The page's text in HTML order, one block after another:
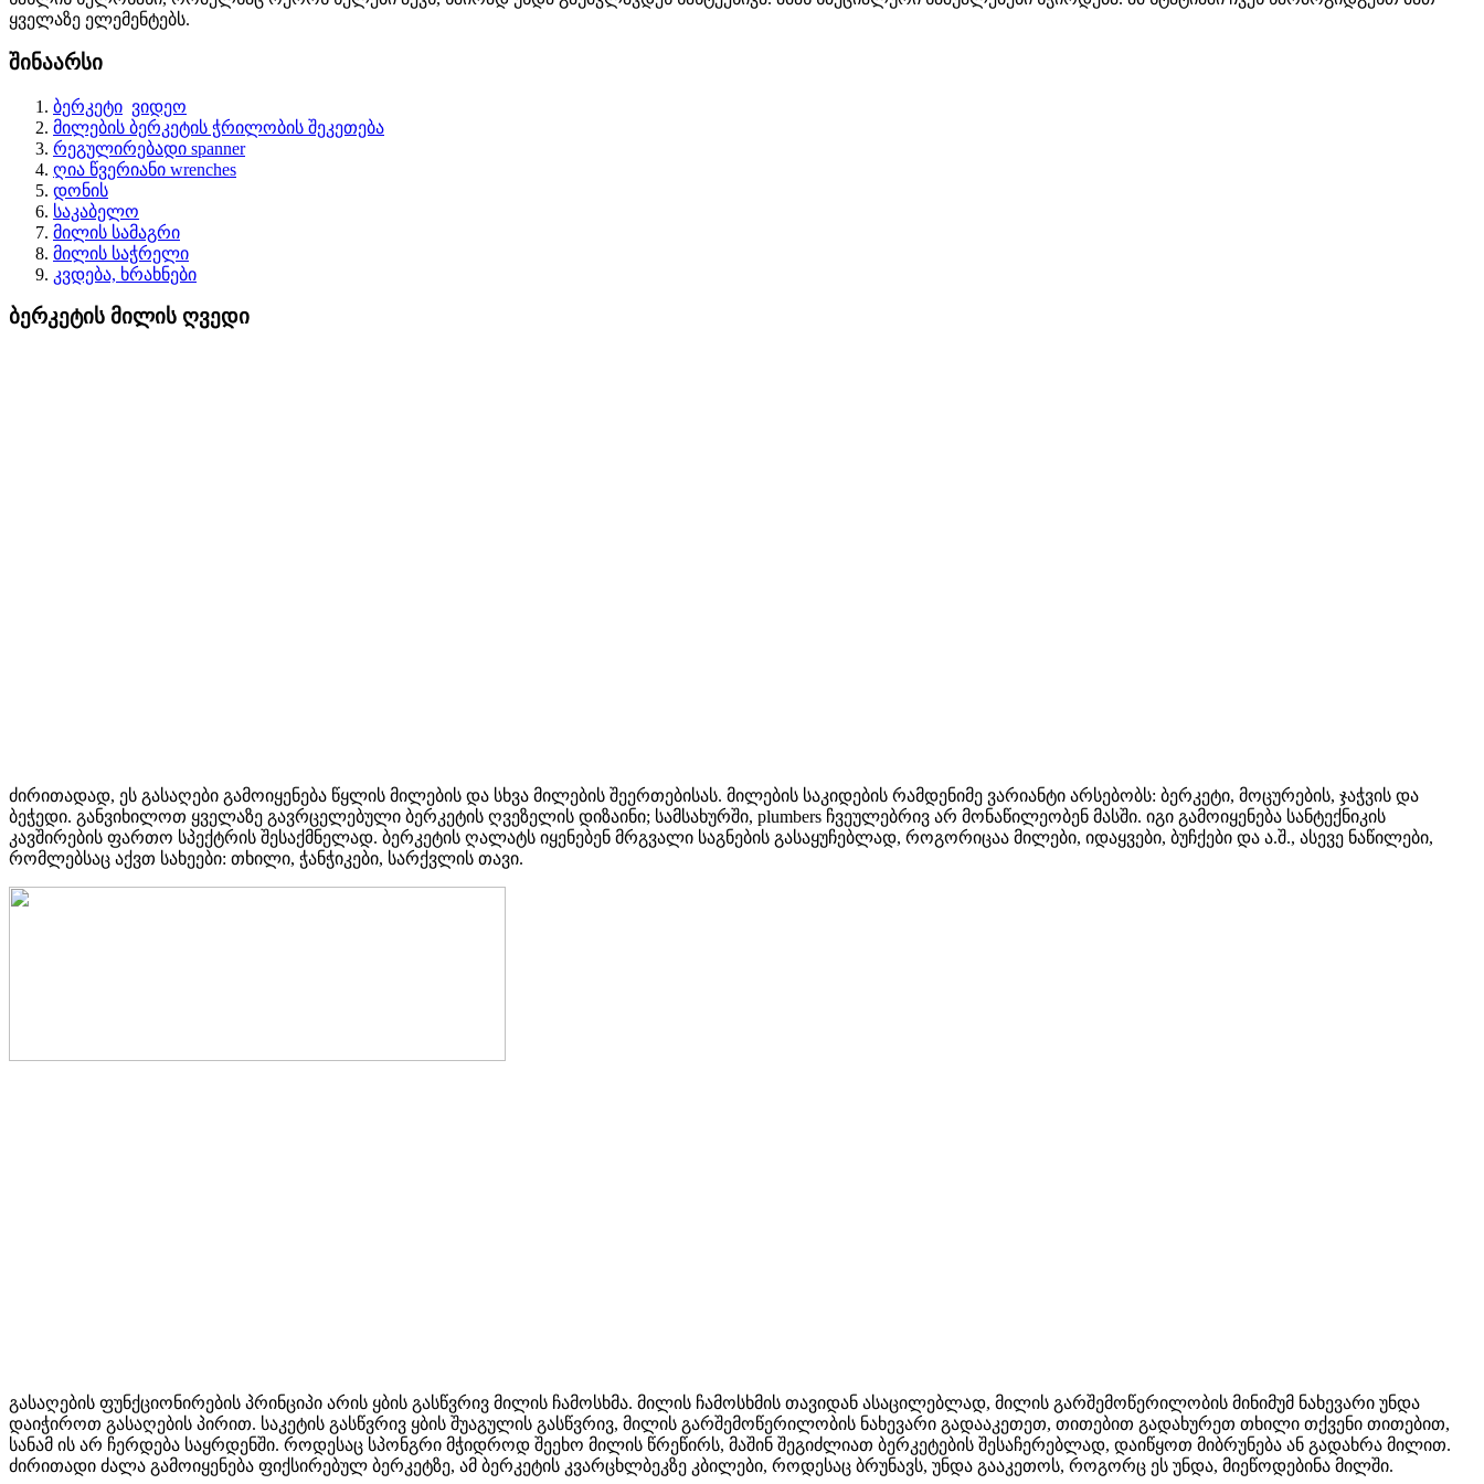
ყველაზე ელემენტებს.
შინაარსი
ბერკეტი ვიდეო
მილების ბერკეტის ჭრილობის შეკეთება
რეგულირებადი spanner
ღია წვერიანი wrenches
დონის
საკაბელო
მილის სამაგრი
მილის საჭრელი
კვდება, ხრახნები
ბერკეტის მილის ღვედი
ძირითადად, ეს გასაღები გამოიყენება წყლის მილების და სხვა მილების შეერთებისას. მილების საკიდების რამდენიმე ვარიანტი არსებობს: ბერკეტი, მოცურების, ჯაჭვის და
ბეჭედი. განვიხილოთ ყველაზე გავრცელებული ბერკეტის ღვეზელის დიზაინი; სამსახურში, plumbers ჩვეულებრივ არ მონაწილეობენ მასში. იგი გამოიყენება სანტექნიკის
კავშირების ფართო სპექტრის შესაქმნელად. ბერკეტის ღალატს იყენებენ მრგვალი საგნების გასაყუჩებლად, როგორიცაა მილები, იდაყვები, ბუჩქები და ა.შ., ასევე ნაწილები,
რომლებსაც აქვთ სახეები: თხილი, ჭანჭიკები, სარქვლის თავი.
გასაღების ფუნქციონირების პრინციპი არის ყბის გასწვრივ მილის ჩამოსხმა. მილის ჩამოსხმის თავიდან ასაცილებლად, მილის გარშემოწერილობის მინიმუმ ნახევარი უნდა
დაიჭიროთ გასაღების პირით. საკეტის გასწვრივ ყბის შუაგულის გასწვრივ, მილის გარშემოწერილობის ნახევარი გადააკეთეთ, თითებით გადახურეთ თხილი თქვენი თითებით,
სანამ ის არ ჩერდება საყრდენში. როდესაც სპონგრი მჭიდროდ შეეხო მილის წრეწირს, მაშინ შეგიძლიათ ბერკეტების შესაჩერებლად, დაიწყოთ მიბრუნება ან გადახრა მილით.
ძირითადი ძალა გამოიყენება ფიქსირებულ ბერკეტზე, ამ ბერკეტის კვარცხლბეკზე კბილები, როდესაც ბრუნავს, უნდა გააკეთოს, როგორც ეს უნდა, მიეწოდებინა მილში.